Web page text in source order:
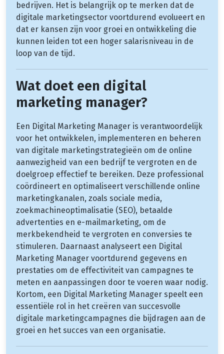
bedrijven. Het is belangrijk op te merken dat de
digitale marketingsector voortdurend evolueert en
dat er kansen zijn voor groei en ontwikkeling die
kunnen leiden tot een hoger salarisniveau in de
loop van de tijd.
Wat doet een digital
marketing manager?
Een Digital Marketing Manager is verantwoordelijk
voor het ontwikkelen, implementeren en beheren
van digitale marketingstrategieën om de online
aanwezigheid van een bedrijf te vergroten en de
doelgroep effectief te bereiken. Deze professional
coördineert en optimaliseert verschillende online
marketingkanalen, zoals sociale media,
zoekmachineoptimalisatie (SEO), betaalde
advertenties en e-mailmarketing, om de
merkbekendheid te vergroten en conversies te
stimuleren. Daarnaast analyseert een Digital
Marketing Manager voortdurend gegevens en
prestaties om de effectiviteit van campagnes te
meten en aanpassingen door te voeren waar nodig.
Kortom, een Digital Marketing Manager speelt een
essentiële rol in het creëren van succesvolle
digitale marketingcampagnes die bijdragen aan de
groei en het succes van een organisatie.